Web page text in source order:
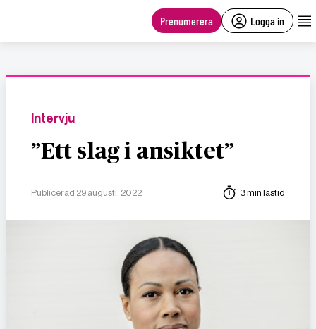
Prenumerera Logga in
Intervju
”Ett slag i ansiktet”
Publicerad 29 augusti, 2022 3 min lästid